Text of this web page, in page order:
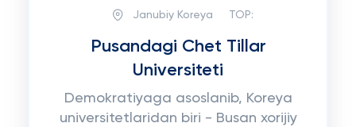
Janubiy Koreya TOP:
Pusandagi Chet Tillar
Universiteti
Demokratiyaga asoslanib, Koreya
universitetlaridan biri - Busan xorijiy